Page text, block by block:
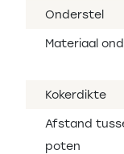
Onderstel
Materiaal
Kokerdikte
Afstand
poten